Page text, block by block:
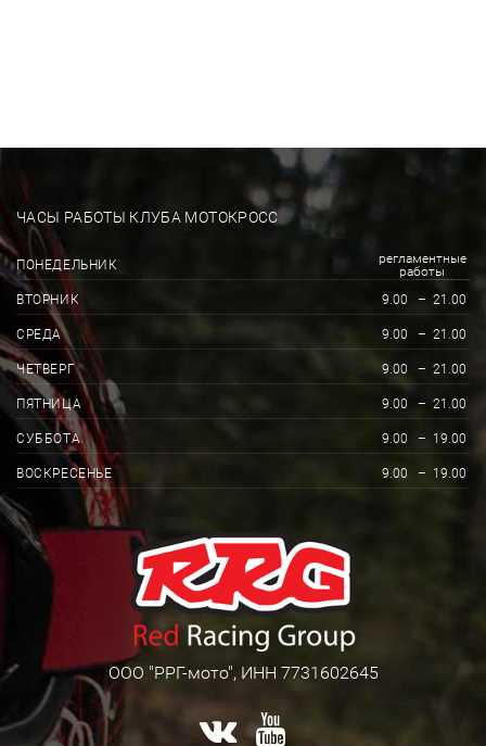
ЧАСЫ РАБОТЫ КЛУБА МОТОКРОСС
ПОНЕДЕЛЬНИК
регламентные
работы
ВТОРНИК
9.00 – 21.00
СРЕДА 9.00 – 21.00
ЧЕТВЕРГ 9.00 – 21.00
ПЯТНИЦА 9.00 – 21.00
СУББОТА 9.00 – 19.00
ВОСКРЕСЕНЬЕ 9.00 – 19.00
ООО "РРГ-мото", ИНН 7731602645